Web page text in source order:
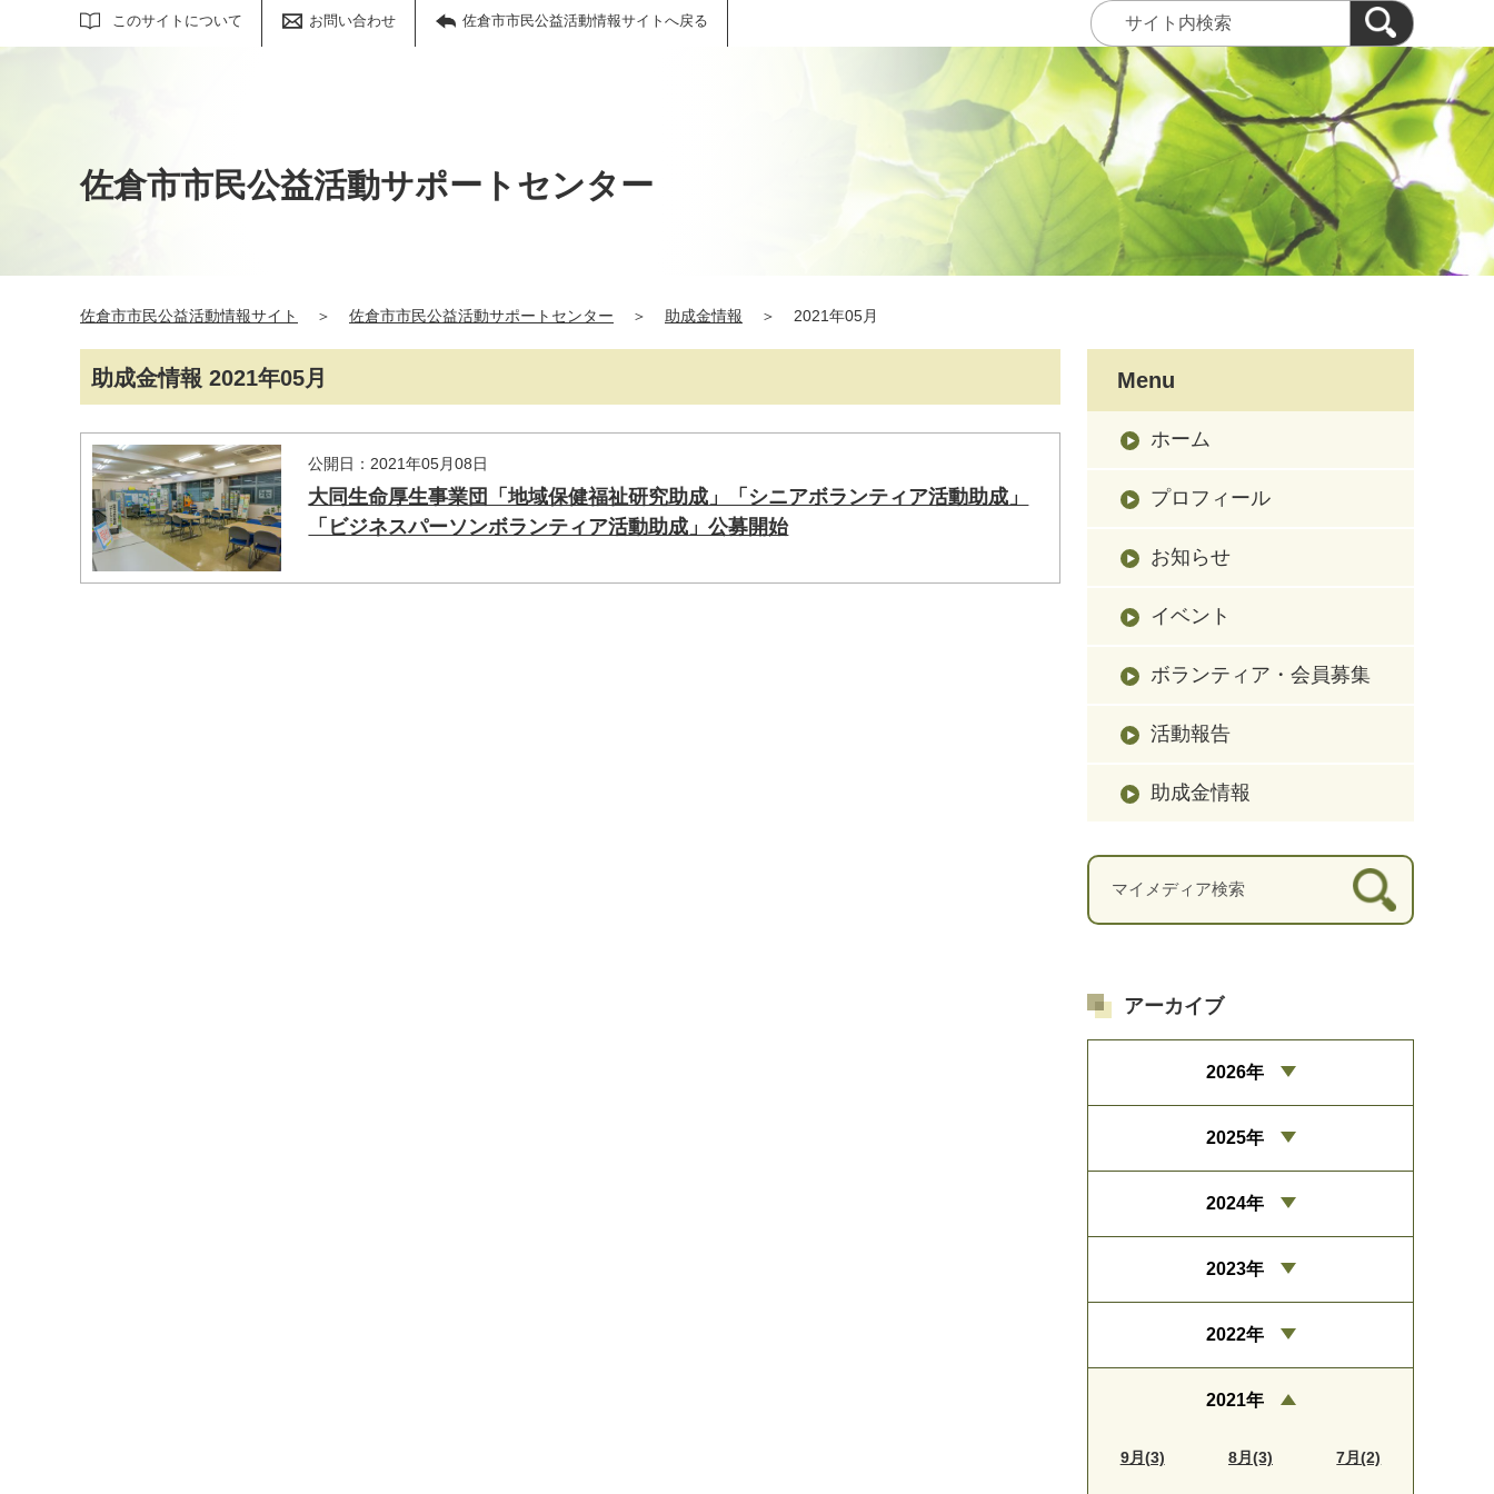
このサイトについて お問い合わせ 佐倉市市民公益活動情報サイトへ戻る
サイト内検索
佐倉市市民公益活動サポートセンター
佐倉市市民公益活動情報サイト ＞ 佐倉市市民公益活動サポートセンター ＞ 助成金情報 ＞ 2021年05月
助成金情報 2021年05月
公開日：2021年05月08日
大同生命厚生事業団「地域保健福祉研究助成」「シニアボランティア活動助成」
「ビジネスパーソンボランティア活動助成」公募開始
Menu
ホーム
プロフィール
お知らせ
イベント
ボランティア・会員募集
活動報告
助成金情報
アーカイブ
2026年
2025年
2024年
2023年
2022年
2021年
9月(3) 8月(3) 7月(2)